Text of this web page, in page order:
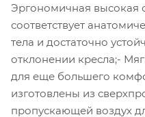
Эргономичная высокая
соответствует
тела и достаточно
отклонении кресла;-
для еще большего
изготовлены из
пропускающей воздух